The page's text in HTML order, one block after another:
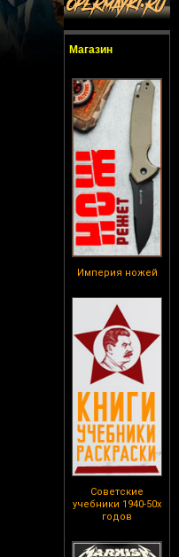
Магазин
Империя ножей
Советские
учебники 1940-50х
годов